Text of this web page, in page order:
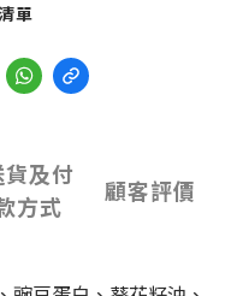
單
貨及付
方式
顧客評價